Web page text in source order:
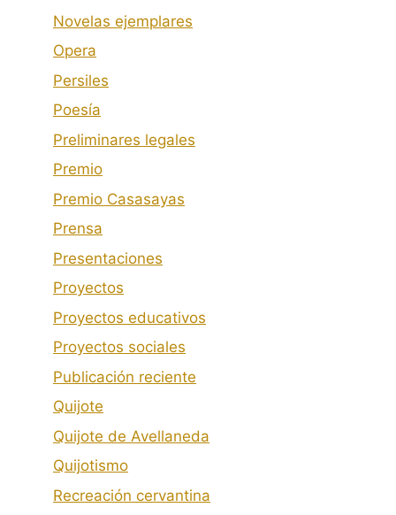
Novelas ejemplares
Opera
Persiles
Poesía
Preliminares legales
Premio
Premio Casasayas
Prensa
Presentaciones
Proyectos
Proyectos educativos
Proyectos sociales
Publicación reciente
Quijote
Quijote de Avellaneda
Quijotismo
Recreación cervantina